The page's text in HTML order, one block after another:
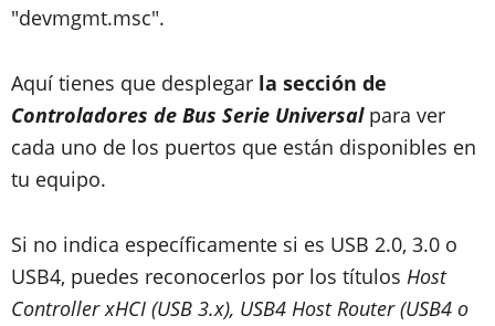
"devmgmt.msc".
Aquí tienes que desplegar la sección de
Controladores de Bus Serie Universal para ver
cada uno de los puertos que están disponibles en
tu equipo.
Si no indica específicamente si es USB 2.0, 3.0 o
USB4, puedes reconocerlos por los títulos Host
Controller xHCI (USB 3.x), USB4 Host Router (USB4 o